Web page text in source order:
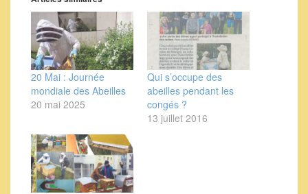
20 Mai : Journée
mondiale des Abeilles
20 mai 2025
Qui s’occupe des
abeilles pendant les
congés ?
13 juillet 2016